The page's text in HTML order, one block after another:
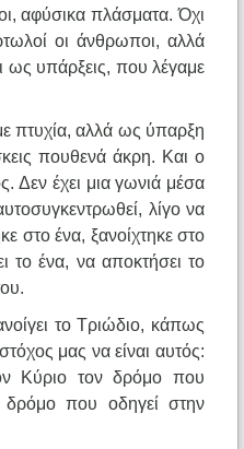
αφύσικα πλάσματα. Όχι
οι άνθρωποι, αλλά
ως υπάρξεις, που λέγαμε
πτυχία, αλλά ως ύπαρξη
πουθενά άκρη. Και ο
Δεν έχει μια γωνιά μέσα
λίγο να
στο ένα, ξανοίχτηκε στο
το ένα, να αποκτήσει το
το Τριώδιο, κάπως
μας να είναι αυτός:
Κύριο τον δρόμο που
δρόμο που οδηγεί στην